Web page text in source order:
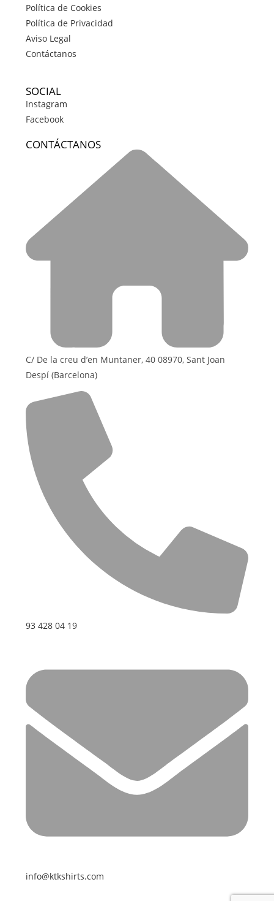
Política de Cookies
Política de Privacidad
Aviso Legal
Contáctanos
SOCIAL
Instagram
Facebook
CONTÁCTANOS
C/ De la creu d’en Muntaner, 40 08970, Sant Joan
Despí (Barcelona)
93 428 04 19
info@ktkshirts.com